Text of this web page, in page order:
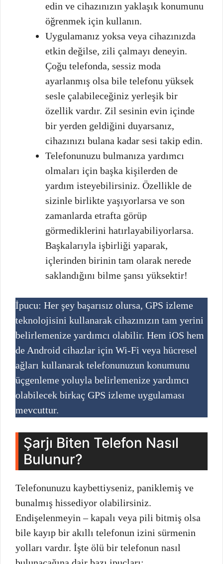
edin ve cihazınızın yaklaşık konumunu
öğrenmek için kullanın.
Uygulamanız yoksa veya cihazınızda
etkin değilse, zili çalmayı deneyin.
Çoğu telefonda, sessiz moda
ayarlanmış olsa bile telefonu yüksek
sesle çalabileceğiniz yerleşik bir
özellik vardır. Zil sesinin evin içinde
bir yerden geldiğini duyarsanız,
cihazınızı bulana kadar sesi takip edin.
Telefonunuzu bulmanıza yardımcı
olmaları için başka kişilerden de
yardım isteyebilirsiniz. Özellikle de
sizinle birlikte yaşıyorlarsa ve son
zamanlarda etrafta görüp
görmediklerini hatırlayabiliyorlarsa.
Başkalarıyla işbirliği yaparak,
içlerinden birinin tam olarak nerede
saklandığını bilme şansı yüksektir!
İpucu: Her şey başarısız olursa, GPS izleme
teknolojisini kullanarak cihazınızın tam yerini
belirlemenize yardımcı olabilir. Hem iOS hem
de Android cihazlar için Wi-Fi veya hücresel
ağları kullanarak telefonunuzun konumunu
üçgenleme yoluyla belirlemenize yardımcı
olabilecek birkaç GPS izleme uygulaması
mevcuttur.
Şarjı Biten Telefon Nasıl
Bulunur?
Telefonunuzu kaybettiyseniz, paniklemiş ve
bunalmış hissediyor olabilirsiniz.
Endişelenmeyin – kapalı veya pili bitmiş olsa
bile kayıp bir akıllı telefonun izini sürmenin
yolları vardır. İşte ölü bir telefonun nasıl